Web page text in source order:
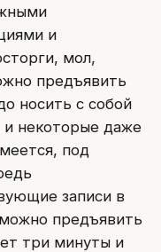
и
мол,
предъявить
носить с собой
и некоторые даже
под
записи в
предъявить
три минуты и